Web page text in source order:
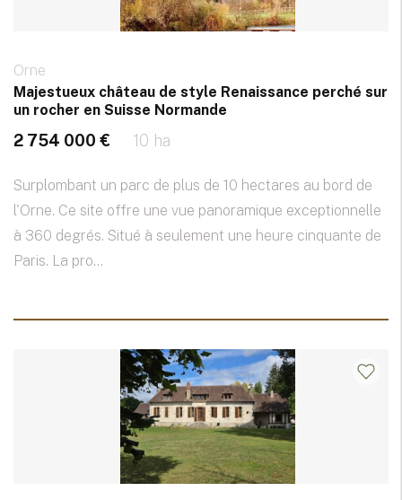
Orne
Majestueux château de style Renaissance perché sur
un rocher en Suisse Normande
2 754 000 € 10 ha
Surplombant un parc de plus de 10 hectares au bord de
l'Orne. Ce site offre une vue panoramique exceptionnelle
à 360 degrés. Situé à seulement une heure cinquante de
Paris. La pro...